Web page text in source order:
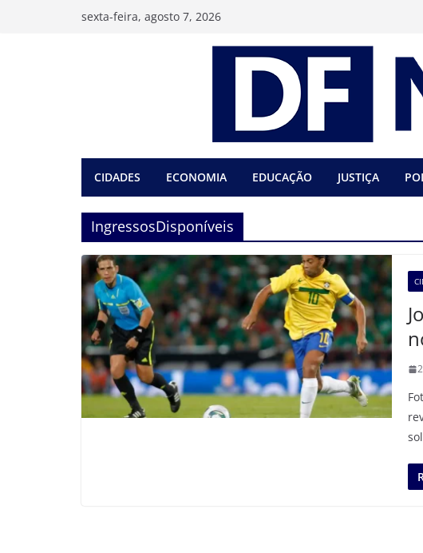
sexta-feira, agosto 7, 2026
CIDADES ECONOMIA EDUCAÇÃO JUSTIÇA
IngressosDisponíveis